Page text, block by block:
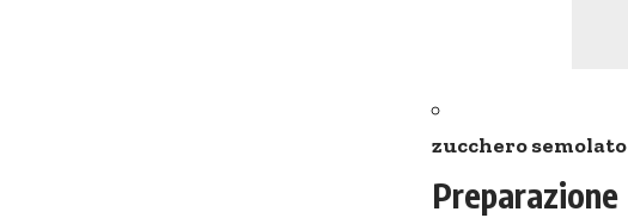
zucchero semolato
Preparazione